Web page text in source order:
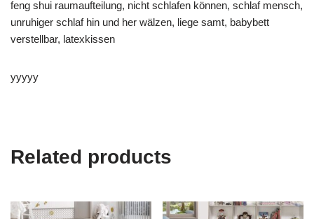
feng shui raumaufteilung, nicht schlafen können, schlaf mensch,
unruhiger schlaf hin und her wälzen, liege samt, babybett
verstellbar, latexkissen
yyyyy
Related products